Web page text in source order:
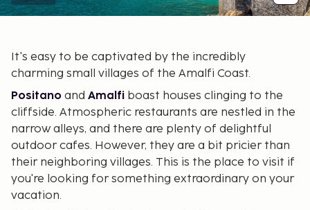
It's easy to be captivated by the incredibly
charming small villages of the Amalfi Coast.
Positano and Amalfi boast houses clinging to the
cliffside. Atmospheric restaurants are nestled in the
narrow alleys, and there are plenty of delightful
outdoor cafes. However, they are a bit pricier than
their neighboring villages. This is the place to visit if
you're looking for something extraordinary on your
vacation.